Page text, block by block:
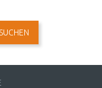
SUCHEN